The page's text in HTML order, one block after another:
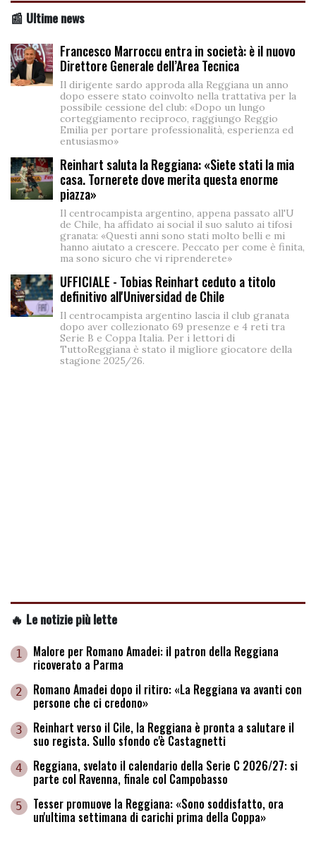
📰 Ultime news
Francesco Marroccu entra in società: è il nuovo
Direttore Generale dell’Area Tecnica
Il dirigente sardo approda alla Reggiana un anno
dopo essere stato coinvolto nella trattativa per la
possibile cessione del club: «Dopo un lungo
corteggiamento reciproco, raggiungo Reggio
Emilia per portare professionalità, esperienza ed
entusiasmo»
Reinhart saluta la Reggiana: «Siete stati la mia
casa. Tornerete dove merita questa enorme
piazza»
Il centrocampista argentino, appena passato all'U
de Chile, ha affidato ai social il suo saluto ai tifosi
granata: «Questi anni sono stati molto belli e mi
hanno aiutato a crescere. Peccato per come è finita,
ma sono sicuro che vi riprenderete»
UFFICIALE - Tobias Reinhart ceduto a titolo
definitivo all'Universidad de Chile
Il centrocampista argentino lascia il club granata
dopo aver collezionato 69 presenze e 4 reti tra
Serie B e Coppa Italia. Per i lettori di
TuttoReggiana è stato il migliore giocatore della
stagione 2025/26.
🔥 Le notizie più lette
1 Malore per Romano Amadei: il patron della Reggiana
ricoverato a Parma
2 Romano Amadei dopo il ritiro: «La Reggiana va avanti con
persone che ci credono»
3 Reinhart verso il Cile, la Reggiana è pronta a salutare il
suo regista. Sullo sfondo c'è Castagnetti
4 Reggiana, svelato il calendario della Serie C 2026/27: si
parte col Ravenna, finale col Campobasso
5 Tesser promuove la Reggiana: «Sono soddisfatto, ora
un'ultima settimana di carichi prima della Coppa»